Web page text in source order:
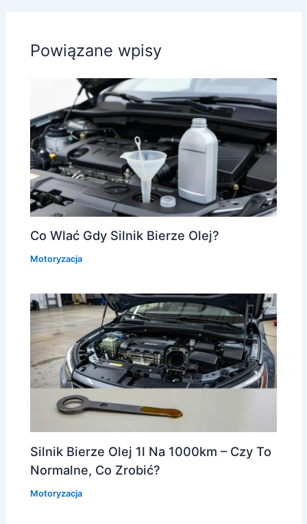
Powiązane wpisy
Co Wlać Gdy Silnik Bierze Olej?
Motoryzacja
Silnik Bierze Olej 1l Na 1000km – Czy To
Normalne, Co Zrobić?
Motoryzacja